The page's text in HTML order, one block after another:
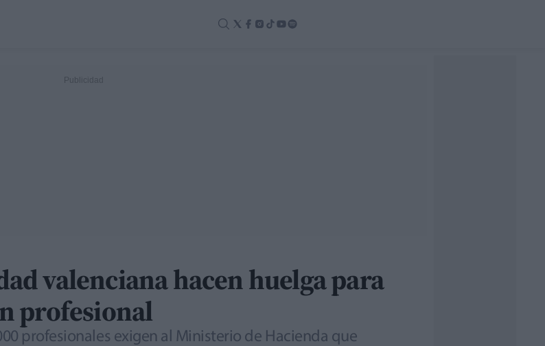
valenciana hacen huelga para
profesional
profesionales exigen al Ministerio de Hacienda que